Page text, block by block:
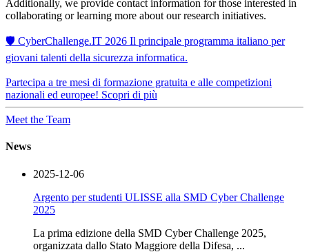
Additionally, we provide contact information for those interested in
collaborating or learning more about our research initiatives.
🛡️ CyberChallenge.IT 2026 Il principale programma italiano per
giovani talenti della sicurezza informatica.
Partecipa a tre mesi di formazione gratuita e alle competizioni
nazionali ed europee! Scopri di più
Meet the Team
News
2025-12-06
Argento per studenti ULISSE alla SMD Cyber Challenge
2025
La prima edizione della SMD Cyber Challenge 2025,
organizzata dallo Stato Maggiore della Difesa, ...